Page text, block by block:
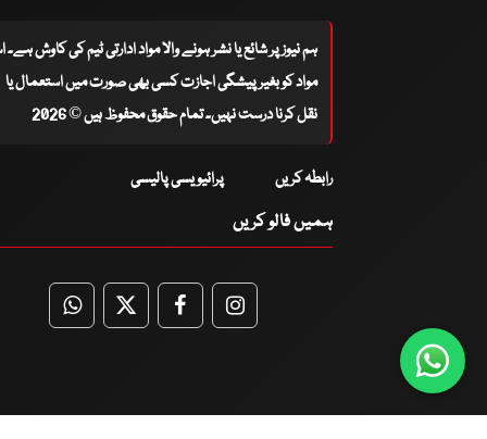
ہم نیوز پر شائع یا نشر ہونے والا مواد ادارتی ٹیم کی کاوش
مواد کو بغیر پیشگی اجازت کسی بھی صورت میں استعمال یا
نقل کرنا درست نہیں۔ تمام حقوق محفوظ ہیں © 2026
رابطہ کریں پرائیویسی پالیسی
ہمیں فالو کریں
WhatsApp
TwitterFacebookFacebook